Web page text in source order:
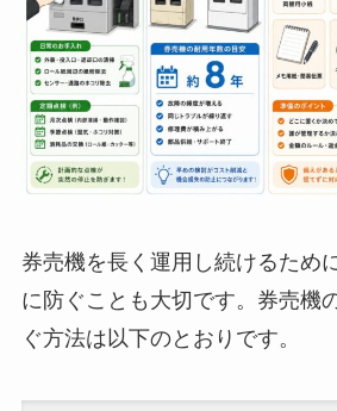
券売機を長く運用し続けるため
に防ぐことも大切です。券売機
ぐ方法は以下のとおりです。